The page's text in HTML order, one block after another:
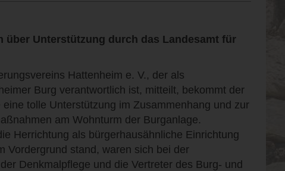
über Unterstützung durch das Landesamt für
Hattenheim e. V., der als
Burg verantwortlich ist, mitteilt, bekommt der
tolle Unterstützung im Zusammenhang und zur
am Wohnturm der Burganlage.
Herrichtung als bürgerhausähnliche Einrichtung
Vordergrund stand, waren sich bei der
Denkmalpflege und die Vertreter des Burg- und